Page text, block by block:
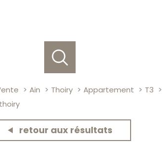
Ain Thoiry Appartement
T3
retour aux résultats